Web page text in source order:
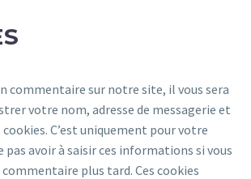
commentaire sur notre site, il vous sera
votre nom, adresse de messagerie et
C’est uniquement pour votre
avoir à saisir ces informations si vous
plus tard. Ces cookies